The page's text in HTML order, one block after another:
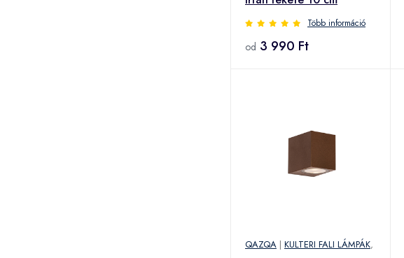
Több információ
od 3 990 Ft
QAZQA | KULTERI FALI LÁMPÁK,